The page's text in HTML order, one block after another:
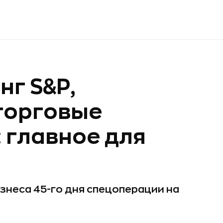
S&P,
для
45-го дня спецоперации на